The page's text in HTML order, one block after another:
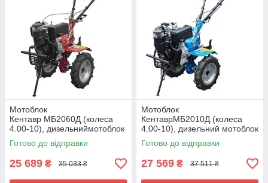
Мотоблок
Кентавр МБ2060Д (колеса
4.00-10), дизельниймотоблок
з повітряним охолодженням
та потужністю 6 к.с.
Готово до відправки
25 689 ₴ 35 033 ₴
Мотоблок
КентаврМБ2010Д (колеса
4.00-10), дизельний мотоблок
з повітряним охолодженням
та потужністю 10 к.с.
Готово до відправки
27 569 ₴ 37 511 ₴